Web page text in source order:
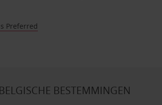
Preferred
BELGISCHE BESTEMMINGEN